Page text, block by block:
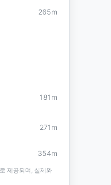
265m
181m
271m
354m
제공되며, 실제와